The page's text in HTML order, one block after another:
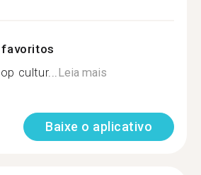
favoritos
cultur...Leia mais
Baixe o aplicativo